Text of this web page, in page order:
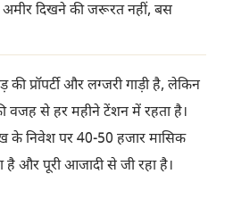
दिखने की जरूरत नहीं, बस
प्रॉपर्टी और लग्जरी गाड़ी है, लेकिन
वजह से हर महीने टेंशन में रहता है।
के निवेश पर 40-50 हजार मासिक
है और पूरी आजादी से जी रहा है।